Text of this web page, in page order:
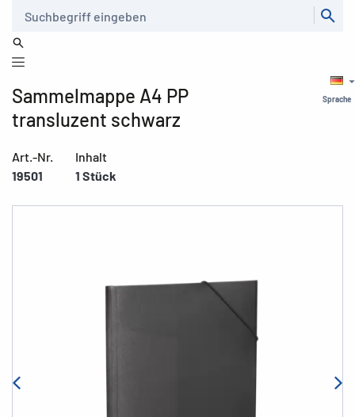
Sprache
Sammelmappe A4 PP
transluzent schwarz
Art.-Nr.
19501
Inhalt
1 Stück